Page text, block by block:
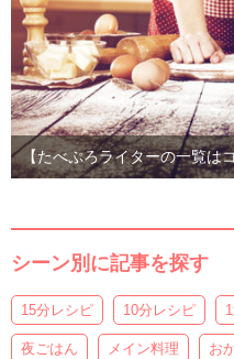
【たべぷろライターの一覧は
シーン別に記事を探す
15分レシピ 10分レシピ
夜ごはん メイン料理 お